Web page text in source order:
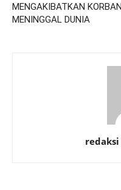
MENGAKIBATKAN KORBAN
MENINGGAL DUNIA